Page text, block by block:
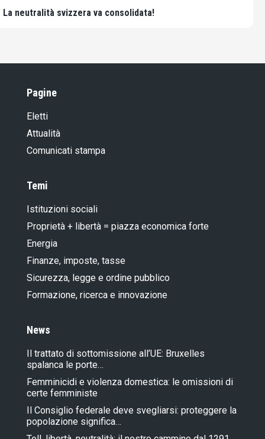
La neutralità svizzera va consolidata!
Pagine
Eletti
Attualità
Comunicati stampa
Temi
Istituzioni sociali
Proprietà + libertà = piazza economica forte
Energia
Finanze, imposte, tasse
Sicurezza, legge e ordine pubblico
Formazione, ricerca e innovazione
News
Il trattato di sottomissione all’UE: Bruxelles
spalanca le porte…
Femminicidi e violenza domestica: le omissioni di
certe femministe
Il Consiglio federale deve svegliarsi: proteggere la
popolazione significa…